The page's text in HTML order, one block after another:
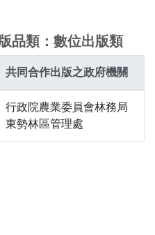
品類：數位出版類
共同合作出版之政府機關
行政院農業委員會林務局
東勢林區管理處